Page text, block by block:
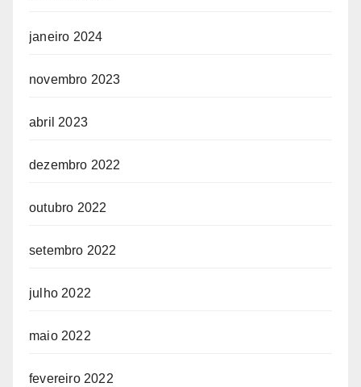
janeiro 2024
novembro 2023
abril 2023
dezembro 2022
outubro 2022
setembro 2022
julho 2022
maio 2022
fevereiro 2022